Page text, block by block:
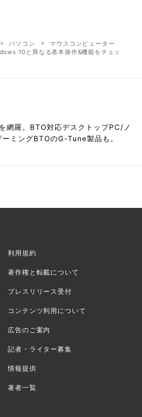
パソコン
マウスコンピューター
10と異なる基本操作&機能をチェッ
網羅。BTO対応デスクトップPC/ノ
ミングBTOのG-Tune製品も。
利用規約
著作権と転載について
プレスリリース受付
コンテンツ利用について
広告のご案内
記者・ライター募集
情報提供
著者一覧